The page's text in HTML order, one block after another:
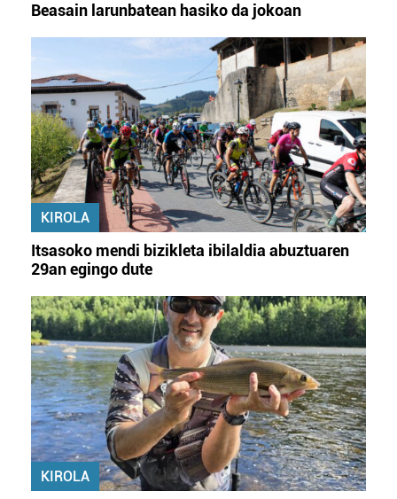
Beasain larunbatean hasiko da jokoan
KIROLA
Itsasoko mendi bizikleta ibilaldia abuztuaren
29an egingo dute
KIROLA